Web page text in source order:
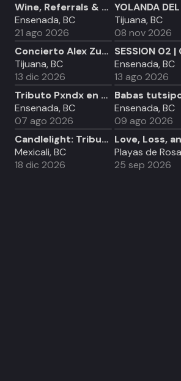
Wine, Referrals & Baja Real Estate
Ensenada, BC
21 ago 2026
YOLANDA
Tijuana, BC
08 nov 2026
Concierto Alex Zurdo Tijuana 2026
Tijuana, BC
13 dic 2026
Ensenada, BC
13 ago 2026
Tributo Pxndx en Ensenada
Ensenada, BC
07 ago 2026
Ensenada, BC
09 ago 2026
Candlelight: Tributo a Juan Gabriel
Mexicali, BC
18 dic 2026
25 sep 2026